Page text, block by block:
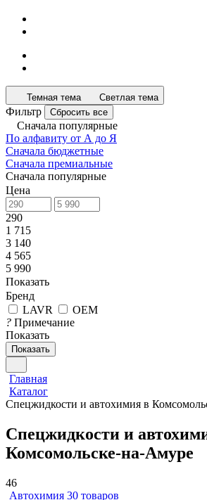
Темная тема Светлая тема
Фильтр Сбросить все
Сначала популярные
По алфавиту от А до Я
Сначала бюджетные
Сначала премиальные
Сначала популярные
Цена
290
1 715
3 140
4 565
5 990
Показать
Бренд
LAVR
OEM
? Примечание
Показать
Показать
Главная
Каталог
Спецжидкости и автохимия в
Спецжидкости и
Комсомольске-на-Амуре
46
Автохимия 30 товаров